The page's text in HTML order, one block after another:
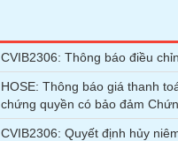
CVIB2306: Thông báo điều
HOSE: Thông báo giá thanh
chứng quyền có bảo đảm
CVIB2306: Quyết định hủy